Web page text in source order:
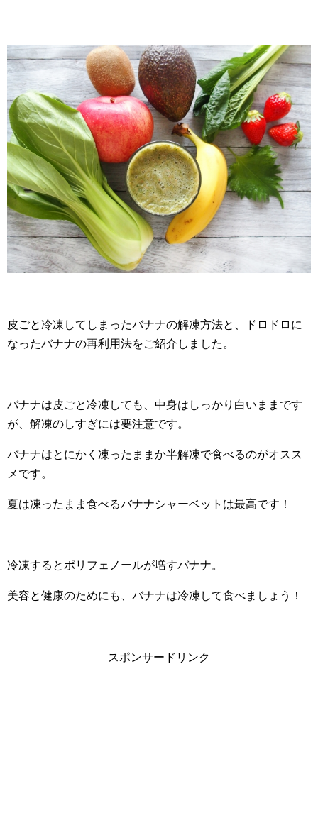
皮ごと冷凍してしまったバナナの解凍方法と、ドロドロに
なったバナナの再利用法をご紹介しました。
バナナは皮ごと冷凍しても、中身はしっかり白いままです
が、解凍のしすぎには要注意です。
バナナはとにかく凍ったままか半解凍で食べるのがオスス
メです。
夏は凍ったまま食べるバナナシャーベットは最高です！
冷凍するとポリフェノールが増すバナナ。
美容と健康のためにも、バナナは冷凍して食べましょう！
スポンサードリンク